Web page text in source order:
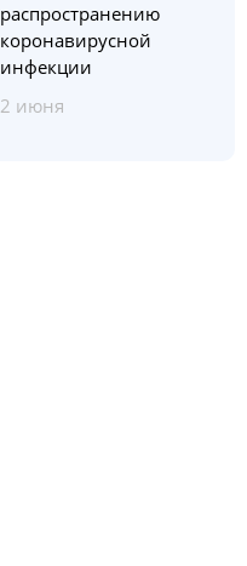
распространению
коронавирусной
инфекции
2 июня